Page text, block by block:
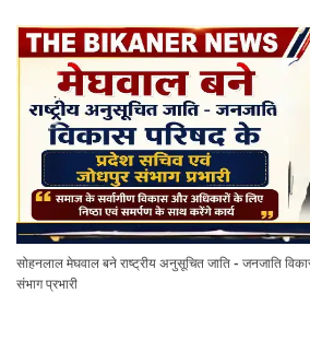
सोहनलाल मेघवाल बने राष्ट्रीय अनुसूचित जाति - जनजाति
संभाग प्रभारी